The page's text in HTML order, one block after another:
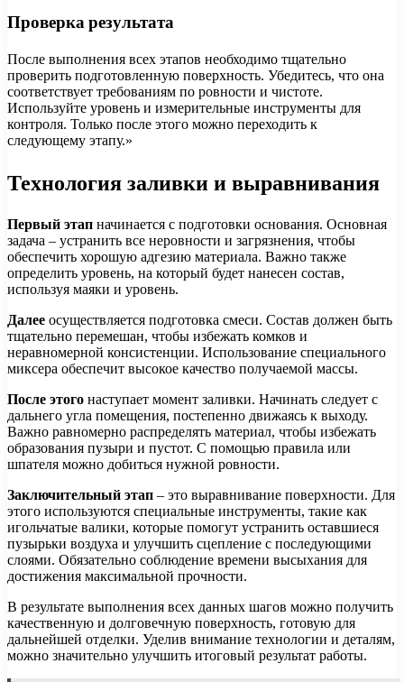
Проверка результата
После выполнения всех этапов необходимо тщательно
проверить подготовленную поверхность. Убедитесь, что она
соответствует требованиям по ровности и чистоте.
Используйте уровень и измерительные инструменты для
контроля. Только после этого можно переходить к
следующему этапу.»
Технология заливки и выравнивания
Первый этап начинается с подготовки основания. Основная
задача – устранить все неровности и загрязнения, чтобы
обеспечить хорошую адгезию материала. Важно также
определить уровень, на который будет нанесен состав,
используя маяки и уровень.
Далее осуществляется подготовка смеси. Состав должен быть
тщательно перемешан, чтобы избежать комков и
неравномерной консистенции. Использование специального
миксера обеспечит высокое качество получаемой массы.
После этого наступает момент заливки. Начинать следует с
дальнего угла помещения, постепенно движаясь к выходу.
Важно равномерно распределять материал, чтобы избежать
образования пузыри и пустот. С помощью правила или
шпателя можно добиться нужной ровности.
Заключительный этап – это выравнивание поверхности. Для
этого используются специальные инструменты, такие как
игольчатые валики, которые помогут устранить оставшиеся
пузырьки воздуха и улучшить сцепление с последующими
слоями. Обязательно соблюдение времени высыхания для
достижения максимальной прочности.
В результате выполнения всех данных шагов можно получить
качественную и долговечную поверхность, готовую для
дальнейшей отделки. Уделив внимание технологии и деталям,
можно значительно улучшить итоговый результат работы.